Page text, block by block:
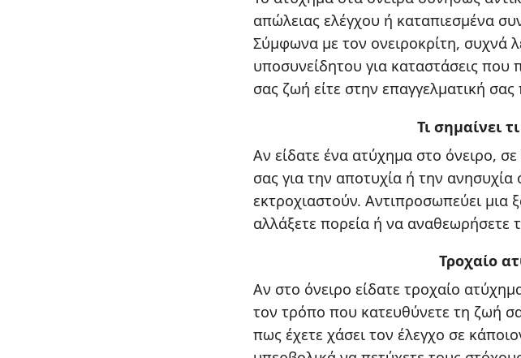
απώλειας ελέγχου ή καταπιεσμένα
Σύμφωνα με τον ονειροκρίτη, συχνά
υποσυνείδητου για καταστάσεις που
σας ζωή είτε στην επαγγελματική σας
Τι σημαίνει
Αν είδατε ένα ατύχημα στο όνειρο,
σας για την αποτυχία ή την ανησυχία
εκτροχιαστούν. Αντιπροσωπεύει
αλλάξετε πορεία ή να αναθεωρήσετε
Τροχαίο
Αν στο όνειρο είδατε τροχαίο
τον τρόπο που κατευθύνετε τη ζωή
πως έχετε χάσει τον έλεγχο σε